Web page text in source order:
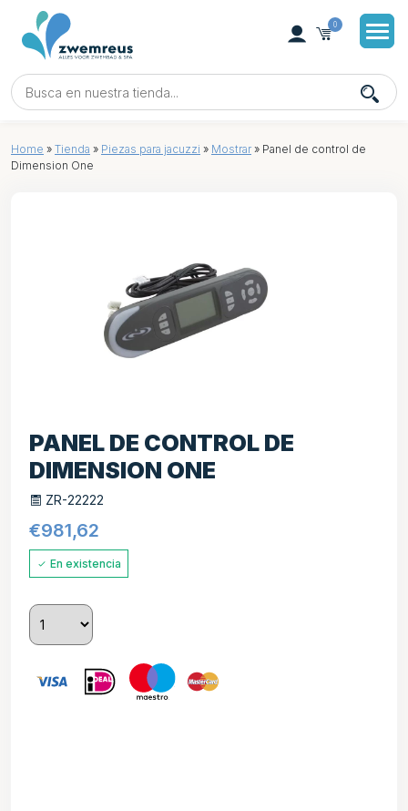
0
Home » Tienda » Piezas para jacuzzi » Mostrar » Panel de control de
Dimension One
PANEL DE CONTROL DE
DIMENSION ONE
ZR-22222
€981,62
En existencia